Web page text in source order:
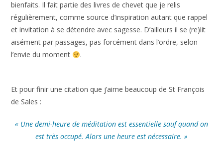
régulièrement, comme source d’inspiration autant que rappel
et invitation à se détendre avec sagesse. D’ailleurs il se (re)lit
aisément par passages, pas forcément dans l’ordre, selon
l’envie du moment
.
de Sales :
est très occupé. Alors une heure est nécessaire. »